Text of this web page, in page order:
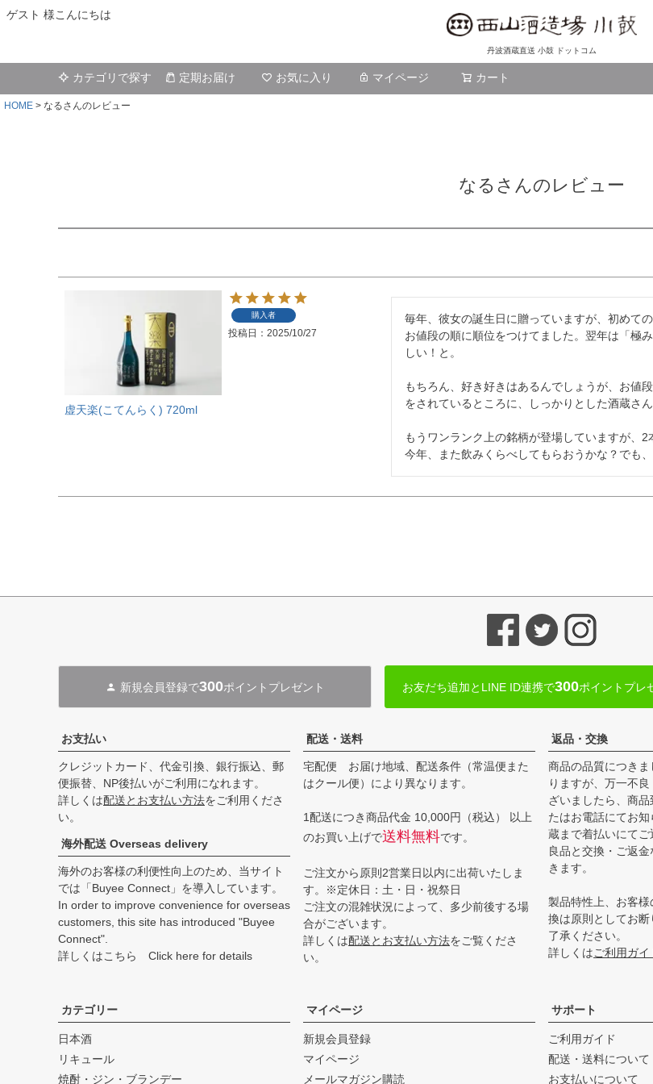
ゲスト 様こんにちは
丹波酒蔵直送 小鼓 ドットコム
カテゴリで探す 定期お届け お気に入り マイページ カート
HOME なるさんのレビュー
なるさんのレビュー
虚天楽(こてんらく) 720ml
購入者
投稿日 2025/10/27
毎年、彼女の誕生日に贈っていますが、初めて
お値段の順に順位をつけてました。翌年は「極
しい！と。
もちろん、好き好きはあるんでしょうが、お値
をされているところに、しっかりとした酒蔵さ
もうワンランク上の銘柄が登場していますが、
今年、また飲みくらべしてもらおうかな？でも
新規会員登録で300ポイントプレゼント お友だち追加とLINE ID連携で300ポイントプレ
お支払い
クレジットカード、代金引換、銀行振込、郵
便振替、NP後払いがご利用になれます。
詳しくは配送とお支払い方法をご利用くださ
い。
海外配送 Overseas delivery
海外のお客様の利便性向上のため、当サイト
では「Buyee Connect」を導入しています。
In order to improve convenience for overseas
customers, this site has introduced "Buyee
Connect".
詳しくはこちら Click here for details
配送・送料
宅配便 お届け地域、配送条件（常温便また
はクール便）により異なります。
1配送につき商品代金 10,000円（税込） 以上
のお買い上げで送料無料です。
ご注文から原則2営業日以内に出荷いたしま
す。※定休日：土・日・祝祭日
ご注文の混雑状況によって、多少前後する場
合がございます。
詳しくは配送とお支払い方法をご覧くださ
い。
返品・交換
商品の品質につき
りますが、万一不
ざいましたら、商
たはお電話にてお
蔵まで着払いにてご
良品と交換・ご返
きます。
製品特性上、お客
換は原則としてお
了承ください。
詳しくはご利用ガイ
カテゴリー
日本酒
リキュール
焼酎・ジン・ブランデー
マイページ
新規会員登録
マイページ
メールマガジン購読
サポート
ご利用ガイド
配送・送料について
お支払いについて